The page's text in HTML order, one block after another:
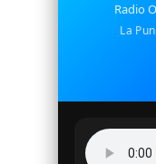
Radio
La